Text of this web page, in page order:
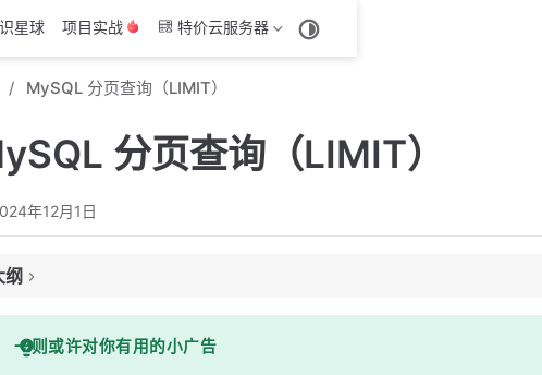
星球 项目实战 特价云服务器
MySQL 分页查询（LIMIT）
分页查询（LIMIT）
年12月1日
纲
分页的基本语法
分页示例
一则或许对你有用的小广告